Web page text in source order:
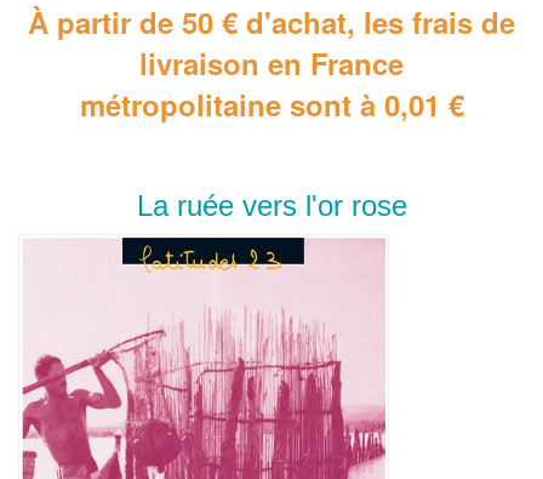
À partir de 50 € d'achat, les frais de
livraison en France
métropolitainesont à 0,01 €
La ruée vers l'or rose